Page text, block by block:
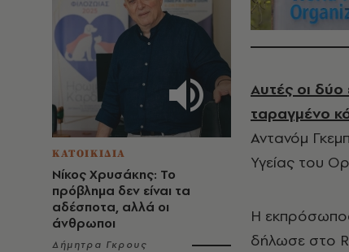
ΚΑΤΟΙΚΙΔΙΑ
Νίκος Χρυσάκης: Το
πρόβλημα δεν είναι τα
αδέσποτα, αλλά οι
άνθρωποι
Δήμητρα Γκρους
Αυτές οι δύο
ταραγμένο
Αντανόμ
Υγείας του
Η
δήλωσε στο